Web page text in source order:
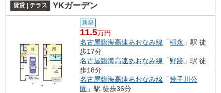
賃貸 | テラス YKガーデン
新築
11.5万円
名古屋臨海高速あおなみ線 「稲永 」駅 徒
歩17分
名古屋臨海高速あおなみ線 「野跡 」駅 徒
歩18分
名古屋臨海高速あおなみ線 「荒子川公
園 」駅 徒歩36分